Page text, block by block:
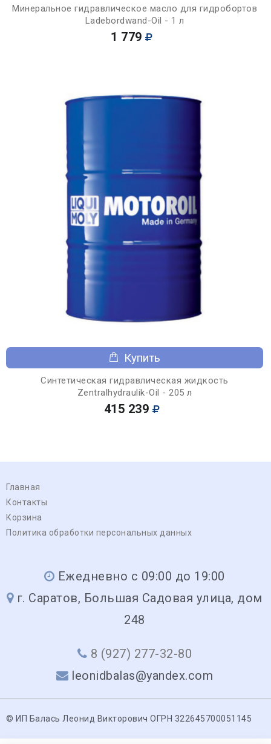
Минеральное гидравлическое масло для гидробортов
Ladebordwand-Oil - 1 л
1 779
Купить
Синтетическая гидравлическая жидкость
Zentralhydraulik-Oil - 205 л
415 239
Главная
Контакты
Корзина
Политика обработки персональных данных
Ежедневно с 09:00 до 19:00
г. Саратов, Большая Садовая улица, дом
248
8 (927) 277-32-80
leonidbalas@yandex.com
© ИП Балась Леонид Викторович ОГРН 322645700051145